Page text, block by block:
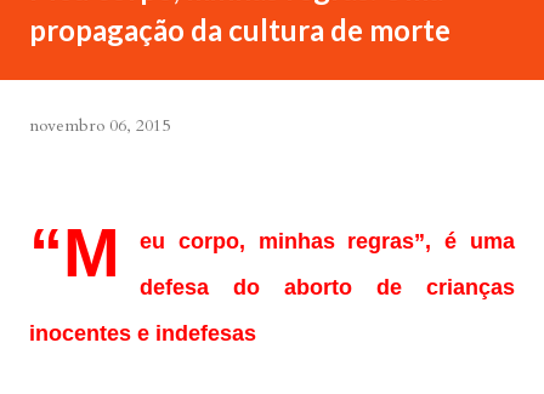
propagação da cultura de morte
novembro 06, 2015
“M
eu corpo, minhas regras”, é uma
defesa do aborto de crianças
inocentes e indefesas